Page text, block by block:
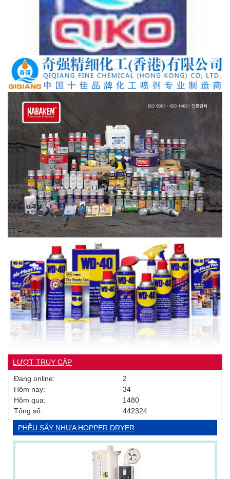
LƯỢT TRUY CẬP
Đang online:
2
Hôm nay:
34
Hôm qua:
1480
Tống số:
442324
PHỄU SẤY NHỰA HOPPER DRYER